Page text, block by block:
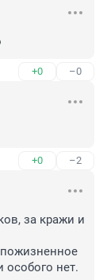
+0 –0
+0 –2
за кражи и
особого нет.